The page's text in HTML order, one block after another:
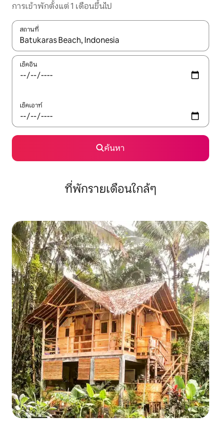
การเข้าพักตั้งแต่ 1 เดือนขึ้นไป
สถานที่
ใช้ลูกศรขึ้นลง หรือใช้การสัมผัสหรือปัด เพื่อสำรวจผลการค้นหา
เช็คอิน
เช็คเอาท์
ค้นหา
ที่พักรายเดือนใกล้ๆ